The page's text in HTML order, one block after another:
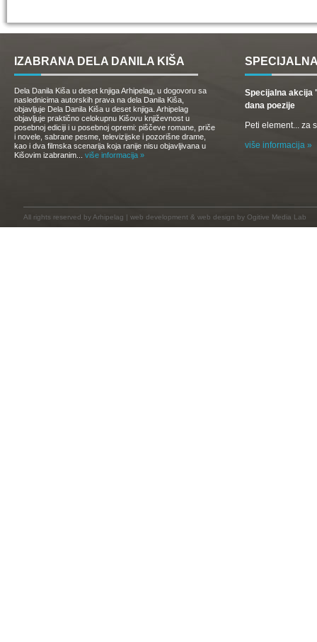
IZABRANA DELA DANILA KIŠA
Dela Danila Kiša u deset knjiga Arhipelag, u dogovoru sa
naslednicima autorskih prava na dela Danila Kiša,
objavljuje Dela Danila Kiša u deset knjiga. Arhipelag
objavljuje praktično celokupnu Kišovu književnost u
posebnoj ediciji i u posebnoj opremi: piščeve romane, priče
i novele, sabrane pesme, televizijske i pozorišne drame,
kao i dva filmska scenarija koja ranije nisu objavljivana u
Kišovim izabranim... više informacija »
Specijalna akcija
dana poezije
Peti element... za
više informacija »
All rights reserved by Arhipelag | web development & web design by Ogitive Media Lab